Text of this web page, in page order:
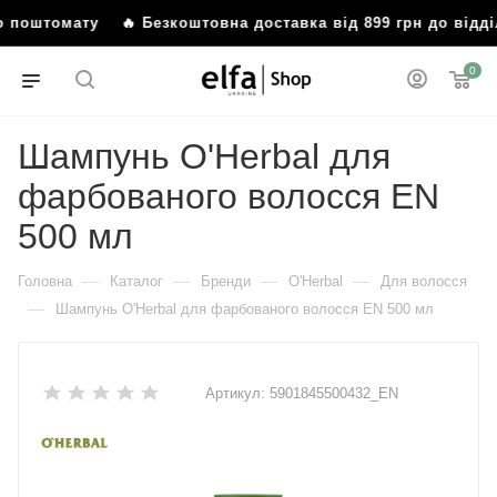
поштомату 🔥 Безкоштовна доставка від 899 грн до
0
Шампунь O'Herbal для
фарбованого волосся EN
500 мл
Головна — Каталог — Бренди — O'Herbal — Для волосся
— Шампунь O'Herbal для фарбованого волосся EN 500 мл
Артикул: 5901845500432_EN